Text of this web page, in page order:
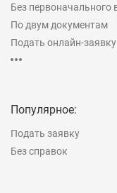
Без первоначального
По двум документам
Подать онлайн-заявку
Рефинансирование
Популярное:
Подать заявку
Без справок